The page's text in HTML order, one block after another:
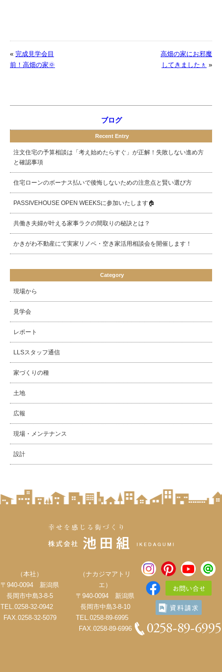
« 完成見学会目
前！高畑の家🌞
高畑の家にお邪魔
してきました🚶 »
ブログ
Recent Entry
注文住宅の予算相談は「考え始めたらすぐ」が正解！失敗しない進め方
と確認事項
住宅ローンのボーナス払いで後悔しないための注意点と賢い選び方
PASSIVEHOUSE OPEN WEEKSに参加いたします🏠
共働き夫婦が叶える家事ラクの間取りの秘訣とは？
かきがわ不動産にて実家リノベ・空き家活用相談会を開催します！
Category
現場から
見学会
レポート
LLSスタッフ通信
家づくりの種
土地
広報
現場・メンテナンス
設計
（本社）
〒940-0094 新潟県
長岡市中島3-8-5
TEL.0258-32-0942
FAX.0258-32-5079
（ナカジマアトリ
エ）
〒940-0094 新潟県
長岡市中島3-8-10
TEL.0258-89-6995
FAX.0258-89-6996